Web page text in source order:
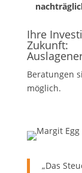
Ihre
Beratungen
möglich.
„Das